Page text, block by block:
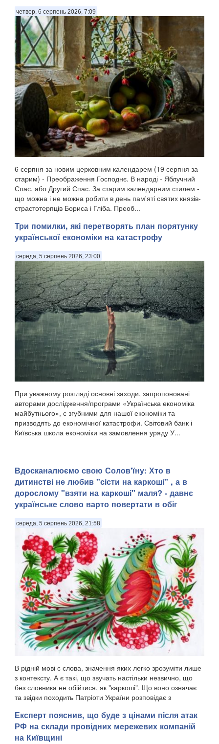
четвер, 6 серпень 2026, 7:09
6 серпня за новим церковним календарем (19 серпня за
старим) - Преображення Господнє. В народі - Яблучний
Спас, або Другий Спас. За старим календарним стилем -
що можна і не можна робити в день пам'яті святих князів-
страстотерпців Бориса і Гліба. Преоб...
Три помилки, які перетворять план порятунку
української економіки на катастрофу
середа, 5 серпень 2026, 23:00
При уважному розгляді основні заходи, запропоновані
авторами дослідження/програми «Українська економіка
майбутнього», є згубними для нашої економіки та
призводять до економічної катастрофи. Світовий банк і
Київська школа економіки на замовлення уряду У...
Вдосканалюємо свою Солов'їну: Хто в
дитинстві не любив "сісти на каркоші" , а в
дорослому "взяти на каркоші" маля? - давнє
українське слово варто повертати в обіг
середа, 5 серпень 2026, 21:58
В рідній мові є слова, значення яких легко зрозуміти лише
з контексту. А є такі, що звучать настільки незвично, що
без словника не обійтися, як "каркоші". Що воно означає
та звідки походить Патріоти України розповідає з
Експерт пояснив, що буде з цінами після атак
РФ на склади провідних мережевих компаній
на Київщині